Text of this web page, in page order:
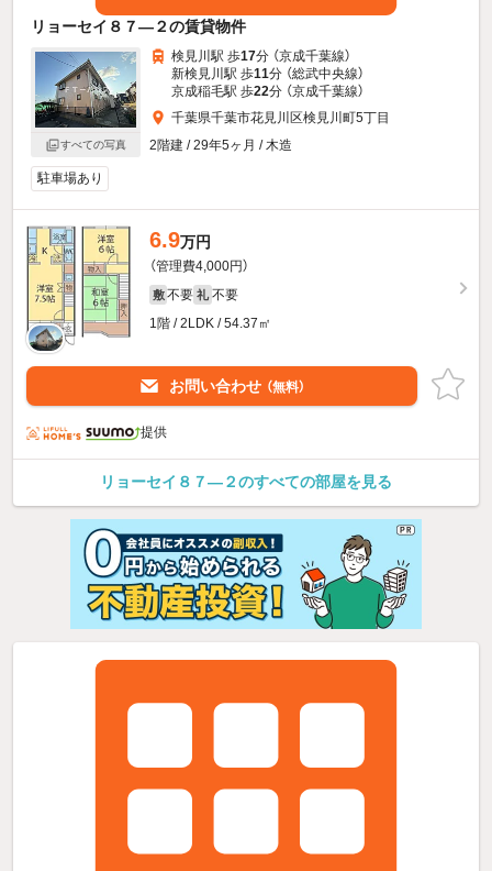
リョーセイ８７—２の賃貸物件
すべての写真
検見川駅 歩17分 （京成千葉線）
新検見川駅 歩11分 （総武中央線）
京成稲毛駅 歩22分 （京成千葉線）
千葉県千葉市花見川区検見川町5丁目
2階建 / 29年5ヶ月 / 木造
駐車場あり
6.9万円
（管理費4,000円）
敷 不要 礼 不要
1階 / 2LDK / 54.37㎡
お問い合わせ （無料）
提供
リョーセイ８７—２のすべての部屋を見る